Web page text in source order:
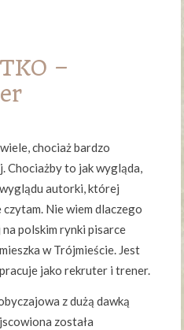
–
chociaż bardzo
Chociażby to jak wygląda,
autorki, której
czytam. Nie wiem dlaczego
polskim rynki pisarce
w Trójmieście. Jest
jako rekruter i trener.
z dużą dawką
została